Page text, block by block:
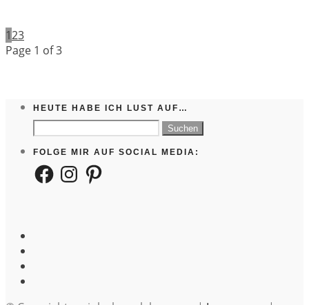
123
Page 1 of 3
HEUTE HABE ICH LUST AUF…
Suchen
nach:
FOLGE MIR AUF SOCIAL MEDIA:
FacebookInstagramPinterest